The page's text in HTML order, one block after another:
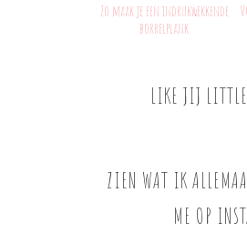
Zo maak je een indrukwekkende
borrelplank
LIKE JIJ
ZIEN WAT IK
ME OP